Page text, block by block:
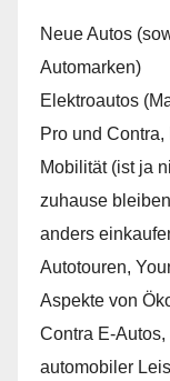
Neue Autos
Automarken)
Elektroautos
Pro und
Mobilität (ist ja
zuhause
anders
Autotouren,
Aspekte von
Contra E-
automobiler